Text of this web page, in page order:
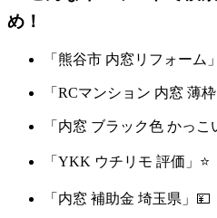
め！
「熊谷市 内窓リフォーム
「RCマンション 内窓 薄
「内窓 ブラック色 かっこ
「YKK ウチリモ 評価」⭐
「内窓 補助金 埼玉県」💴